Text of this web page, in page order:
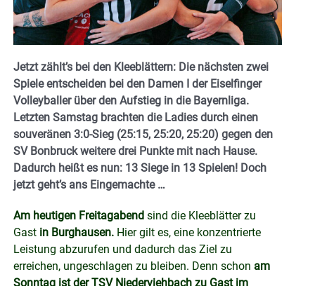
Jetzt zählt’s bei den Kleeblättern: Die nächsten zwei
Spiele entscheiden bei den Damen I der Eiselfinger
Volleyballer über den Aufstieg in die Bayernliga.
Letzten Samstag brachten die Ladies durch einen
souveränen 3:0-Sieg (25:15, 25:20, 25:20) gegen den
SV Bonbruck weitere drei Punkte mit nach Hause.
Dadurch heißt es nun: 13 Siege in 13 Spielen! Doch
jetzt geht’s ans Eingemachte …
Am heutigen Freitagabend sind die Kleeblätter zu
Gast in Burghausen. Hier gilt es, eine konzentrierte
Leistung abzurufen und dadurch das Ziel zu
erreichen, ungeschlagen zu bleiben. Denn schon am
Sonntag ist der TSV Niederviehbach zu Gast im